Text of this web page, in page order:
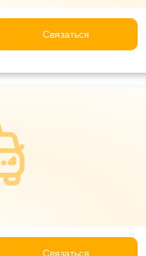
Связаться
Связаться